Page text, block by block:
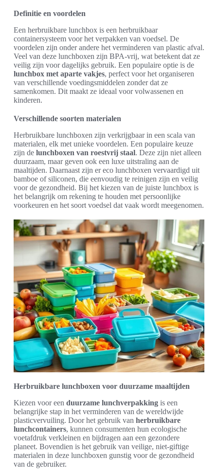
Definitie en voordelen
Een herbruikbare lunchbox is een herbruikbaar
containersysteem voor het verpakken van voedsel. De
voordelen zijn onder andere het verminderen van plastic afval.
Veel van deze lunchboxen zijn BPA-vrij, wat betekent dat ze
veilig zijn voor dagelijks gebruik. Een populaire optie is de
lunchbox met aparte vakjes, perfect voor het organiseren
van verschillende voedingsmiddelen zonder dat ze
samenkomen. Dit maakt ze ideaal voor volwassenen en
kinderen.
Verschillende soorten materialen
Herbruikbare lunchboxen zijn verkrijgbaar in een scala van
materialen, elk met unieke voordelen. Een populaire keuze
zijn de lunchboxen van roestvrij staal. Deze zijn niet alleen
duurzaam, maar geven ook een luxe uitstraling aan de
maaltijden. Daarnaast zijn er eco lunchboxen vervaardigd uit
bamboe of siliconen, die eenvoudig te reinigen zijn en veilig
voor de gezondheid. Bij het kiezen van de juiste lunchbox is
het belangrijk om rekening te houden met persoonlijke
voorkeuren en het soort voedsel dat vaak wordt meegenomen.
Herbruikbare lunchboxen voor duurzame maaltijden
Kiezen voor een duurzame lunchverpakking is een
belangrijke stap in het verminderen van de wereldwijde
plasticvervuiling. Door het gebruik van herbruikbare
lunchcontainers, kunnen consumenten hun ecologische
voetafdruk verkleinen en bijdragen aan een gezondere
planeet. Bovendien is het gebruik van veilige, niet-giftige
materialen in deze lunchboxen gunstig voor de gezondheid
van de gebruiker.